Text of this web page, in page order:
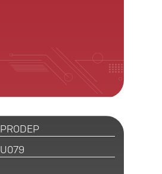
PRODEP
U079